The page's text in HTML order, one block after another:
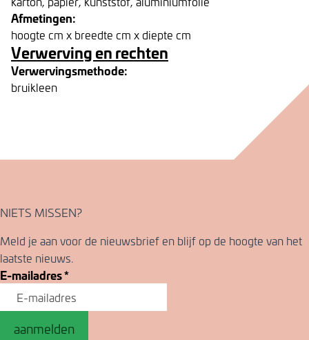
Afmetingen:
hoogte cm x breedte cm x diepte cm
Verwerving en rechten
Verwervingsmethode:
bruikleen
NIETS MISSEN?
Meld je aan voor de nieuwsbrief en blijf op de hoogte van het
laatste nieuws.
E-mailadres*
aanmelden